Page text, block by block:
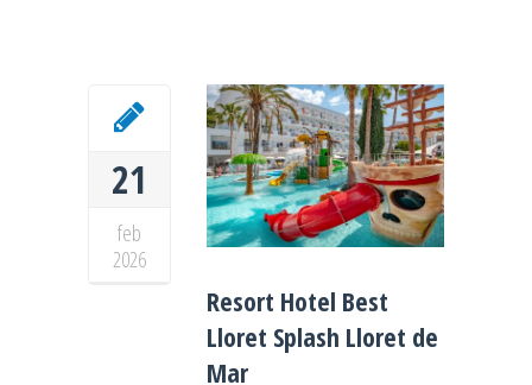
21
feb
2026
Resort Hotel Best
Lloret Splash Lloret de
Mar